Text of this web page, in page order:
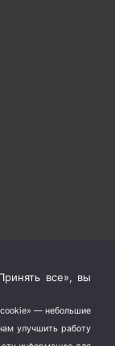
все», вы
— небольшие
улучшить работу